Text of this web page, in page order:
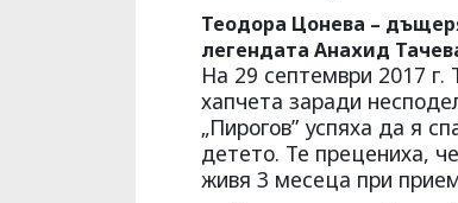
Теодора Цонева –
легендата Анахид
На 29 септември 2017 г.
хапчета заради
„Пирогов” успяха да я
детето. Те прецениха,
живя 3 месеца при